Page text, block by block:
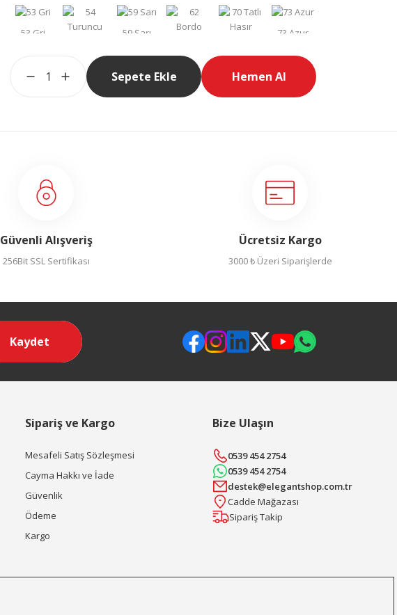
Sepete Ekle Hemen Al
Güvenli Alışveriş
256Bit SSL Sertifikası
Ücretsiz Kargo
3000 ₺ Üzeri Siparişlerde
Kaydet
Sipariş ve Kargo
Mesafeli Satış Sözleşmesi
Cayma Hakkı ve İade
Güvenlik
Ödeme
Kargo
Bize Ulaşın
0539 454 2754
0539 454 2754
destek@elegantshop.com.tr
Cadde Mağazası
Sipariş Takip